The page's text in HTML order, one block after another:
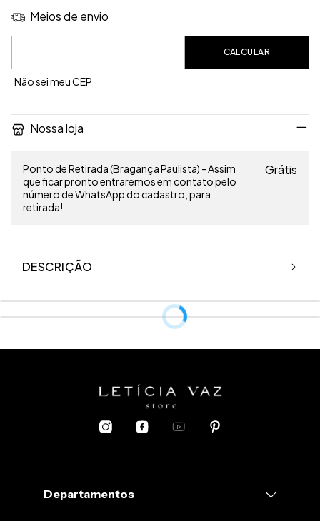
Meios de envio
Entregas para o CEP:
CALCULAR
Não sei meu CEP
Nossa loja
Ponto de Retirada (Bragança Paulista) - Assim
que ficar pronto entraremos em contato pelo
número de WhatsApp do cadastro, para
retirada!
Grátis
DESCRIÇÃO
Departamentos